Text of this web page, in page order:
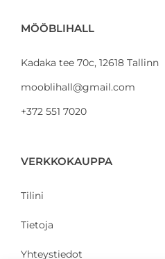
MÖÖBLIHALL
Kadaka tee 70c, 12618 Tallinn
mooblihall@gmail.com
+372 551 7020
VERKKOKAUPPA
Tilini
Tietoja
Yhteystiedot